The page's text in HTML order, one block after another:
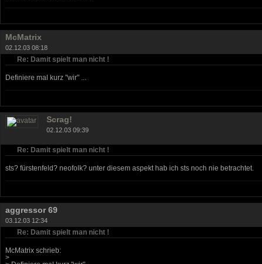
McMatrix
02.12.03 08:18
Re: Damit spielt man nicht !
Definiere mal kurz "wir" ...
Scrag!
02.12.03 09:39
Re: Damit spielt man nicht !
sts? fürstenfeld? neofolk? unter diesem aspekt hab ich sts noch nie betrachtet.
aggressor 69
03.12.03 12:34
Re: Damit spielt man nicht !
McMatrix schrieb:
>